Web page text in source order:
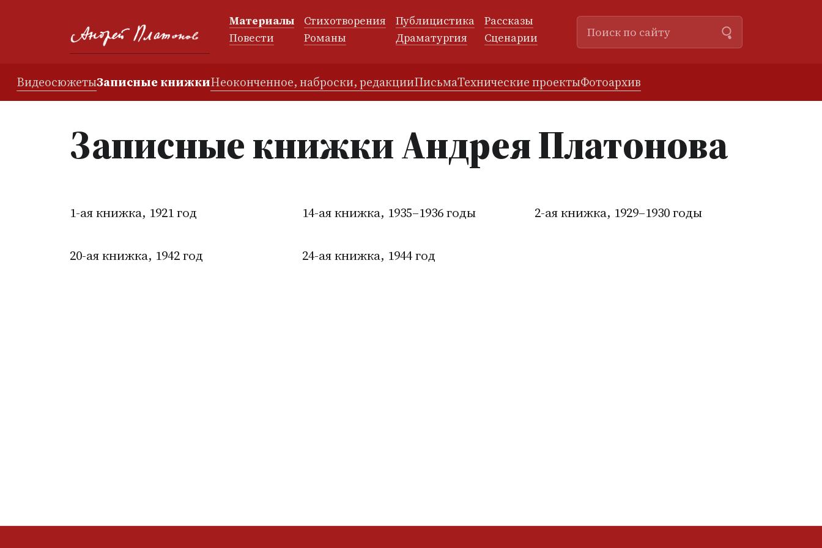
Материалы Стихотворения Публицистика
Рассказы
Повести
Романы Драматургия Сценарии
ВидеосюжетыЗаписные книжкиНеоконченное, наброски, редакцииПисьмаТехнические проектыФотоархив
Записные книжки Андрея Платонова
1-ая книжка, 1921 год 14-ая книжка, 1935–1936 годы 2-ая книжка, 1929–1930 годы
20-ая книжка, 1942 год 24-ая книжка, 1944 год